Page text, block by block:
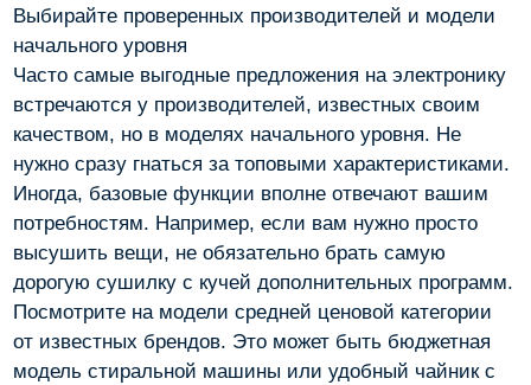
Выбирайте проверенных производителей и модели
начального уровня
Часто самые выгодные предложения на электронику
встречаются у производителей, известных своим
качеством, но в моделях начального уровня. Не
нужно сразу гнаться за топовыми характеристиками.
Иногда, базовые функции вполне отвечают вашим
потребностям. Например, если вам нужно просто
высушить вещи, не обязательно брать самую
дорогую сушилку с кучей дополнительных программ.
Посмотрите на модели средней ценовой категории
от известных брендов. Это может быть бюджетная
модель стиральной машины или удобный чайник с